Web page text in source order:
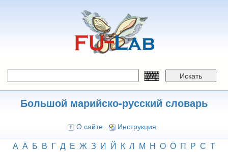
Искать
Большой марийско-русский словарь
О сайте Инструкция
А Ӓ Б В Г Д Е Ж З И Й К Л М Н О Ӧ П Р С Т